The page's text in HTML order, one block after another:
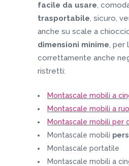
facile da usare,
trasportabile, sicuro,
anche su scale a
dimensioni minime, per
correttamente anche
ristretti:
Montascale mobili a
Montascale mobili a
Montascale mobili per
Montascale mobili
Montascale portatile
Montascale mobili a